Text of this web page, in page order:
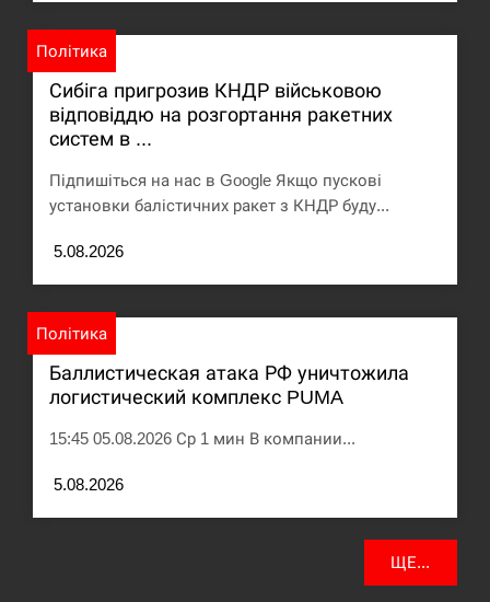
Політика
Сибіга пригрозив КНДР військовою
відповіддю на розгортання ракетних
систем в ...
Підпишіться на нас в Google Якщо пускові
установки балістичних ракет з КНДР буду...
5.08.2026
Політика
Баллистическая атака РФ уничтожила
логистический комплекс PUMA
15:45 05.08.2026 Ср 1 мин В компании...
5.08.2026
ЩЕ...